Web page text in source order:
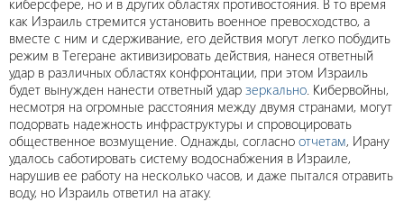
киберсфере, но и в других областях противостояния. В то время
как Израиль стремится установить военное превосходство, а
вместе с ним и сдерживание, его действия могут легко побудить
режим в Тегеране активизировать действия, нанеся ответный
удар в различных областях конфронтации, при этом Израиль
будет вынужден нанести ответный удар зеркально. Кибервойны,
несмотря на огромные расстояния между двумя странами, могут
подорвать надежность инфраструктуры и спровоцировать
общественное возмущение. Однажды, согласно отчетам, Ирану
удалось саботировать систему водоснабжения в Израиле,
нарушив ее работу на несколько часов, и даже пытался отравить
воду, но Израиль ответил на атаку.